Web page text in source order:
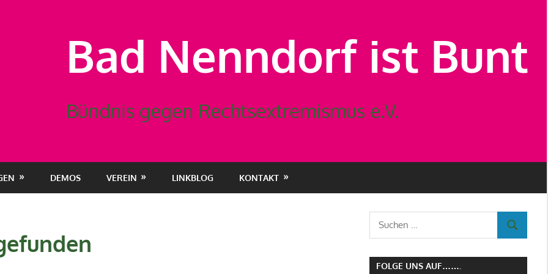
Bad Nenndorf ist Bunt
Bündnis gegen Rechtsextremismus e.V.
DEMOS VEREIN LINKBLOG KONTAKT
Suchen
nach:
SUCHEN
FOLGE UNS AUF…….